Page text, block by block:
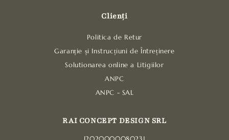
Clienți
Politica de Retur
Garanție și Instrucțiuni de Întreținere
Solutionarea online a Litigiilor
ANPC
ANPC - SAL
RAI CONCEPT DESIGN SRL